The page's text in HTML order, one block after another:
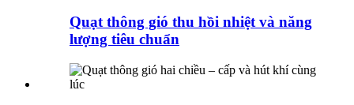
Quạt thông gió thu hồi nhiệt và năng
lượng tiêu chuẩn